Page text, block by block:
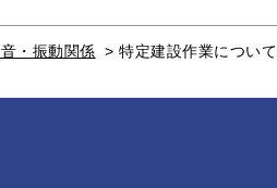
・振動関係 > 特定建設作業について